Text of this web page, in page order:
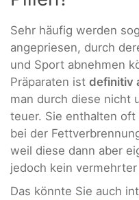
Sehr häufig werden
angepriesen, durch
und Sport abnehmen
Präparaten ist definitiv
man durch diese nicht
teuer. Sie enthalten
bei der
weil diese dann aber
jedoch kein
Das könnte Sie auch